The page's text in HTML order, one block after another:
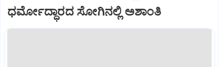
ಧರ್ಮೋದ್ಧಾರದ ಸೋಗಿನಲ್ಲಿ ಅಶಾಂತಿ